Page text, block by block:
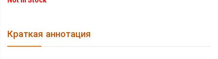
Краткая аннотация